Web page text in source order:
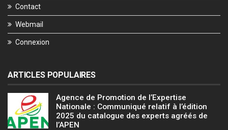
Contact
Webmail
Connexion
ARTICLES POPULAIRES
Agence de Promotion de l’Expertise
Nationale : Communiqué relatif à l’édition
2025 du catalogue des experts agréés de
l’APEN